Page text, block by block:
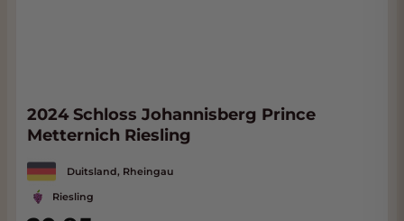
2024 Schloss Johannisberg Prince
Metternich Riesling
Duitsland, Rheingau
Riesling